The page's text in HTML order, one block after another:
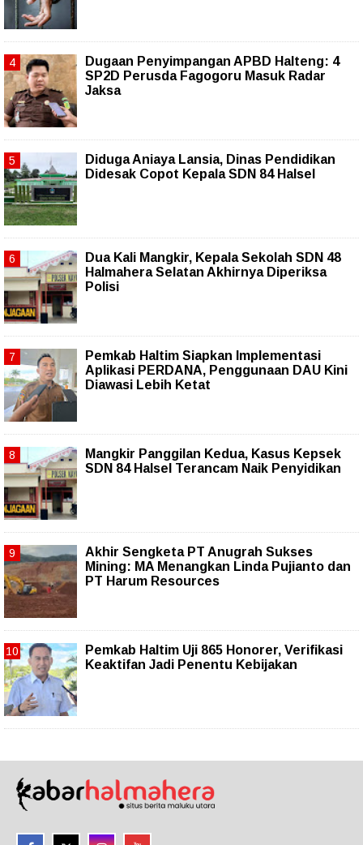
Dugaan Penyimpangan APBD Halteng: 4
SP2D Perusda Fagogoru Masuk Radar
Jaksa
Diduga Aniaya Lansia, Dinas Pendidikan
Didesak Copot Kepala SDN 84 Halsel
Dua Kali Mangkir, Kepala Sekolah SDN 48
Halmahera Selatan Akhirnya Diperiksa
Polisi
Pemkab Haltim Siapkan Implementasi
Aplikasi PERDANA, Penggunaan DAU Kini
Diawasi Lebih Ketat
Mangkir Panggilan Kedua, Kasus Kepsek
SDN 84 Halsel Terancam Naik Penyidikan
Akhir Sengketa PT Anugrah Sukses
Mining: MA Menangkan Linda Pujianto dan
PT Harum Resources
Pemkab Haltim Uji 865 Honorer, Verifikasi
Keaktifan Jadi Penentu Kebijakan